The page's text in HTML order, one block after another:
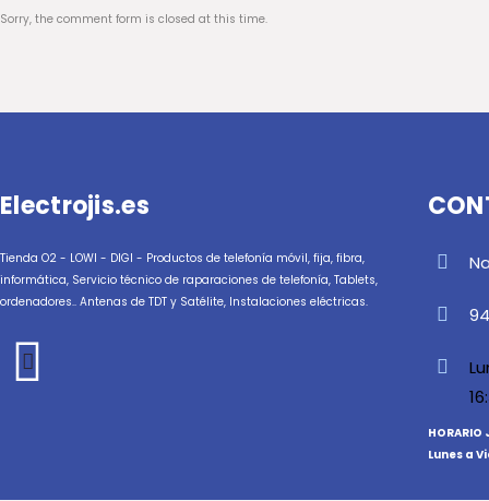
Sorry, the comment form is closed at this time.
Electrojis.es
Tienda O2 - LOWI - DIGI - Productos de telefonía móvil, fija, fibra,
informática, Servicio técnico de raparaciones de telefonía, Tablets,
ordenadores.. Antenas de TDT y Satélite, Instalaciones eléctricas.
HORARIO
Lunes a